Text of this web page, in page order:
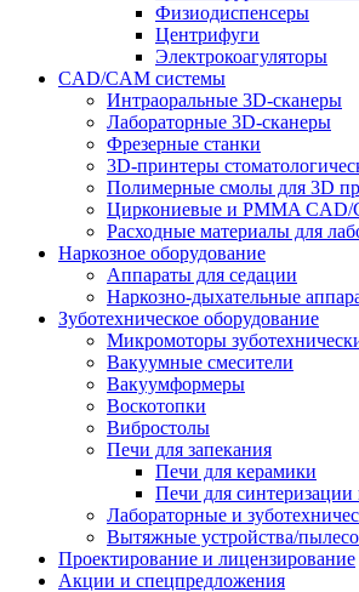
Физиодиспенсеры
Центрифуги
Электрокоагуляторы
CAD/CAM системы
Интраоральные 3D-сканеры
Лабораторные 3D-сканеры
Фрезерные станки
3D-принтеры
Полимерные смолы для 3D
Циркониевые и PMMA CAD/
Расходные материалы для
Наркозное оборудование
Аппараты для седации
Наркозно-дыхательные
Зуботехническое оборудование
Микромоторы
Вакуумные смесители
Вакуумформеры
Воскотопки
Вибростолы
Печи для запекания
Печи для керамики
Печи для синтеризации
Лабораторные и
Вытяжные устройства/
Проектирование и лицензирование
Акции и спецпредложения